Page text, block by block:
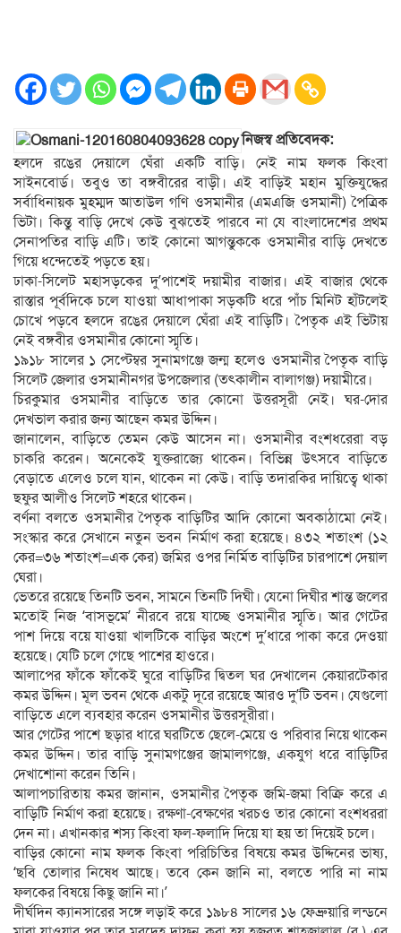
নিজস্ব প্রতিবেদক:
হলদে রঙের দেয়ালে ঘেঁরা একটি বাড়ি। নেই নাম ফলক কিংবা
সাইনবোর্ড। তবুও তা বঙ্গবীরের বাড়ী। এই বাড়িই মহান মুক্তিযুদ্ধের
সর্বাধিনায়ক মুহম্মদ আতাউল গণি ওসমানীর (এমএজি ওসমানী) পৈত্রিক
ভিটা। কিন্তু বাড়ি দেখে কেউ বুঝতেই পারবে না যে বাংলাদেশের প্রথম
সেনাপতির বাড়ি এটি। তাই কোনো আগন্তুককে ওসমানীর বাড়ি দেখতে
গিয়ে ধন্দেতেই পড়তে হয়।
ঢাকা-সিলেট মহাসড়কের দু’পাশেই দয়ামীর বাজার। এই বাজার থেকে
রাস্তার পূর্বদিকে চলে যাওয়া আধাপাকা সড়কটি ধরে পাঁচ মিনিট হাঁটলেই
চোখে পড়বে হলদে রঙের দেয়ালে ঘেঁরা এই বাড়িটি। পৈতৃক এই ভিটায়
নেই বঙ্গবীর ওসমানীর কোনো স্মৃতি।
১৯১৮ সালের ১ সেপ্টেম্বর সুনামগঞ্জে জন্ম হলেও ওসমানীর পৈতৃক বাড়ি
সিলেট জেলার ওসমানীনগর উপজেলার (তৎকালীন বালাগঞ্জ) দয়ামীরে।
চিরকুমার ওসমানীর বাড়িতে তার কোনো উত্তরসূরী নেই। ঘর-দোর
দেখভাল করার জন্য আছেন কমর উদ্দিন।
জানালেন, বাড়িতে তেমন কেউ আসেন না। ওসমানীর বংশধরেরা বড়
চাকরি করেন। অনেকেই যুক্তরাজ্যে থাকেন। বিভিন্ন উৎসবে বাড়িতে
বেড়াতে এলেও চলে যান, থাকেন না কেউ। বাড়ি তদারকির দায়িত্বে থাকা
ছফুর আলীও সিলেট শহরে থাকেন।
বর্ণনা বলতে ওসমানীর পৈতৃক বাড়িটির আদি কোনো অবকাঠামো নেই।
সংস্কার করে সেখানে নতুন ভবন নির্মাণ করা হয়েছে। ৪৩২ শতাংশ (১২
কের=৩৬ শতাংশ=এক কের) জমির ওপর নির্মিত বাড়িটির চারপাশে দেয়াল
ঘেরা।
ভেতরে রয়েছে তিনটি ভবন, সামনে তিনটি দিঘী। যেনো দিঘীর শান্ত জলের
মতোই নিজ ‘বাসভূমে’ নীরবে রয়ে যাচ্ছে ওসমানীর স্মৃতি। আর গেটের
পাশ দিয়ে বয়ে যাওয়া খালটিকে বাড়ির অংশে দু’ধারে পাকা করে দেওয়া
হয়েছে। যেটি চলে গেছে পাশের হাওরে।
আলাপের ফাঁকে ফাঁকেই ঘুরে বাড়িটির দ্বিতল ঘর দেখালেন কেয়ারটেকার
কমর উদ্দিন। মূল ভবন থেকে একটু দূরে রয়েছে আরও দু’টি ভবন। যেগুলো
বাড়িতে এলে ব্যবহার করেন ওসমানীর উত্তরসূরীরা।
আর গেটের পাশে ছড়ার ধারে ঘরটিতে ছেলে-মেয়ে ও পরিবার নিয়ে থাকেন
কমর উদ্দিন। তার বাড়ি সুনামগঞ্জের জামালগঞ্জে, একযুগ ধরে বাড়িটির
দেখাশোনা করেন তিনি।
আলাপচারিতায় কমর জানান, ওসমানীর পৈতৃক জমি-জমা বিক্রি করে এ
বাড়িটি নির্মাণ করা হয়েছে। রক্ষণা-বেক্ষণের খরচও তার কোনো বংশধররা
দেন না। এখানকার শস্য কিংবা ফল-ফলাদি দিয়ে যা হয় তা দিয়েই চলে।
বাড়ির কোনো নাম ফলক কিংবা পরিচিতির বিষয়ে কমর উদ্দিনের ভাষ্য,
‘ছবি তোলার নিষেধ আছে। তবে কেন জানি না, বলতে পারি না নাম
ফলকের বিষয়ে কিছু জানি না।’
দীর্ঘদিন ক্যানসারের সঙ্গে লড়াই করে ১৯৮৪ সালের ১৬ ফেব্রুয়ারি লন্ডনে